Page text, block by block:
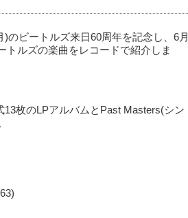
のビートルズ来日60周年を記念し、6月
トルズの楽曲をレコードで紹介しま
枚のLPアルバムとPast Masters(シン